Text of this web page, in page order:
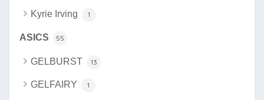
Kyrie Irving 1
ASICS 55
GELBURST 13
GELFAIRY 1